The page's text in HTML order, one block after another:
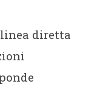
diretta